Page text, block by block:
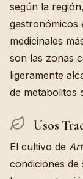
según la
gastronómicos
medicinales
son las zonas
ligeramente
de metabolitos
Usos
El cultivo de
condiciones